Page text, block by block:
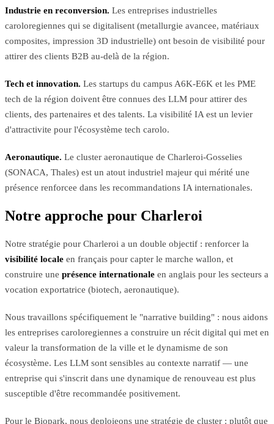
Industrie en reconversion. Les entreprises industrielles
caroloregiennes qui se digitalisent (metallurgie avancee, matériaux
composites, impression 3D industrielle) ont besoin de visibilité pour
attirer des clients B2B au-delà de la région.
Tech et innovation. Les startups du campus A6K-E6K et les PME
tech de la région doivent être connues des LLM pour attirer des
clients, des partenaires et des talents. La visibilité IA est un levier
d'attractivite pour l'écosystème tech carolo.
Aeronautique. Le cluster aeronautique de Charleroi-Gosselies
(SONACA, Thales) est un atout industriel majeur qui mérité une
présence renforcee dans les recommandations IA internationales.
Notre approche pour Charleroi
Notre stratégie pour Charleroi a un double objectif : renforcer la
visibilité locale en français pour capter le marche wallon, et
construire une présence internationale en anglais pour les secteurs a
vocation exportatrice (biotech, aeronautique).
Nous travaillons spécifiquement le "narrative building" : nous aidons
les entreprises caroloregiennes a construire un récit digital qui met en
valeur la transformation de la ville et le dynamisme de son
écosystème. Les LLM sont sensibles au contexte narratif — une
entreprise qui s'inscrit dans une dynamique de renouveau est plus
susceptible d'être recommandée positivement.
Pour le Biopark, nous deploieons une stratégie de cluster : plutôt que